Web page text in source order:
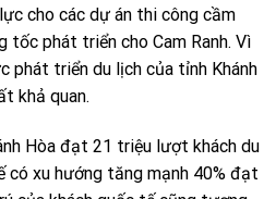
cho các dự án thi công cầm
tốc phát triển cho Cam Ranh. Vì
phát triển du lịch của tỉnh Khánh
khả quan.
Hòa đạt 21 triệu lượt khách du
có xu hướng tăng mạnh 40% đạt